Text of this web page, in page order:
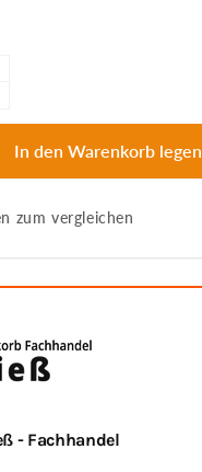
Menge
In den Warenkorb legen
zum vergleichen
- Fachhandel